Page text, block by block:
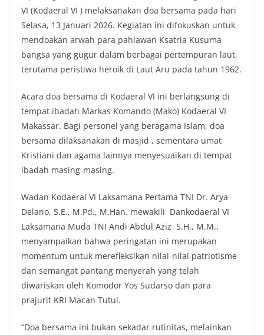
VI (Kodaeral VI ) melaksanakan doa bersama pada hari
Selasa, 13 Januari 2026. Kegiatan ini difokuskan untuk
mendoakan arwah para pahlawan Ksatria Kusuma
bangsa yang gugur dalam berbagai pertempuran laut,
terutama peristiwa heroik di Laut Aru pada tahun 1962.
Acara doa bersama di Kodaeral VI ini berlangsung di
tempat ibadah Markas Komando (Mako) Kodaeral VI
Makassar. Bagi personel yang beragama Islam, doa
bersama dilaksanakan di masjid , sementara umat
Kristiani dan agama lainnya menyesuaikan di tempat
ibadah masing-masing.
Wadan Kodaeral VI Laksamana Pertama TNI Dr. Arya
Delano, S.E., M.Pd., M.Han. mewakili Dankodaeral VI
Laksamana Muda TNI Andi Abdul Aziz S.H., M.M.,
menyampaikan bahwa peringatan ini merupakan
momentum untuk merefleksikan nilai-nilai patriotisme
dan semangat pantang menyerah yang telah
diwariskan oleh Komodor Yos Sudarso dan para
prajurit KRI Macan Tutul.
“Doa bersama ini bukan sekadar rutinitas, melainkan